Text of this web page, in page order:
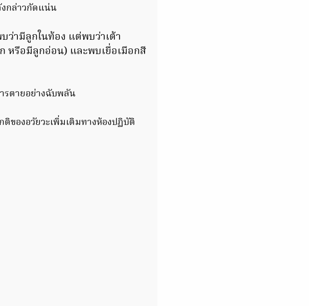
กล่าวกัดแน่น
ว่ามีลูกในท้อง แต่พบว่าเต้า
หรือมีลูกอ่อน) และพบเยื่อเมือกสี
รตายอย่างฉับพลัน
ติของอวัยวะเพิ่มเติมทางห้องปฏิบัติ